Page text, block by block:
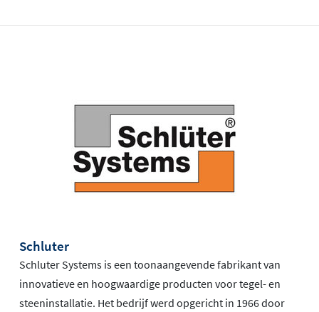
Schluter
Schluter Systems is een toonaangevende fabrikant van
innovatieve en hoogwaardige producten voor tegel- en
steeninstallatie. Het bedrijf werd opgericht in 1966 door